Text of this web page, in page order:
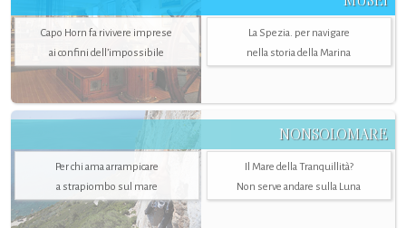
Capo Horn fa rivivere imprese
ai confini dell’impossibile
La Spezia. per navigare
nella storia della Marina
NONSOLOMARE
Per chi ama arrampicare
a strapiombo sul mare
Il Mare della Tranquillità?
Non serve andare sulla Luna